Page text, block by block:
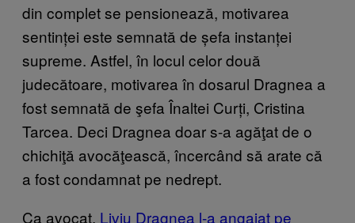
din complet se pensionează, motivarea
sentinței este semnată de șefa instanței
supreme. Astfel, în locul celor două
judecătoare, motivarea în dosarul Dragnea a
fost semnată de şefa Înaltei Curți, Cristina
Tarcea. Deci Dragnea doar s-a agăţat de o
chichiţă avocăţească, încercând să arate că
a fost condamnat pe nedrept.
Ca avocat, Liviu Dragnea l-a angajat pe